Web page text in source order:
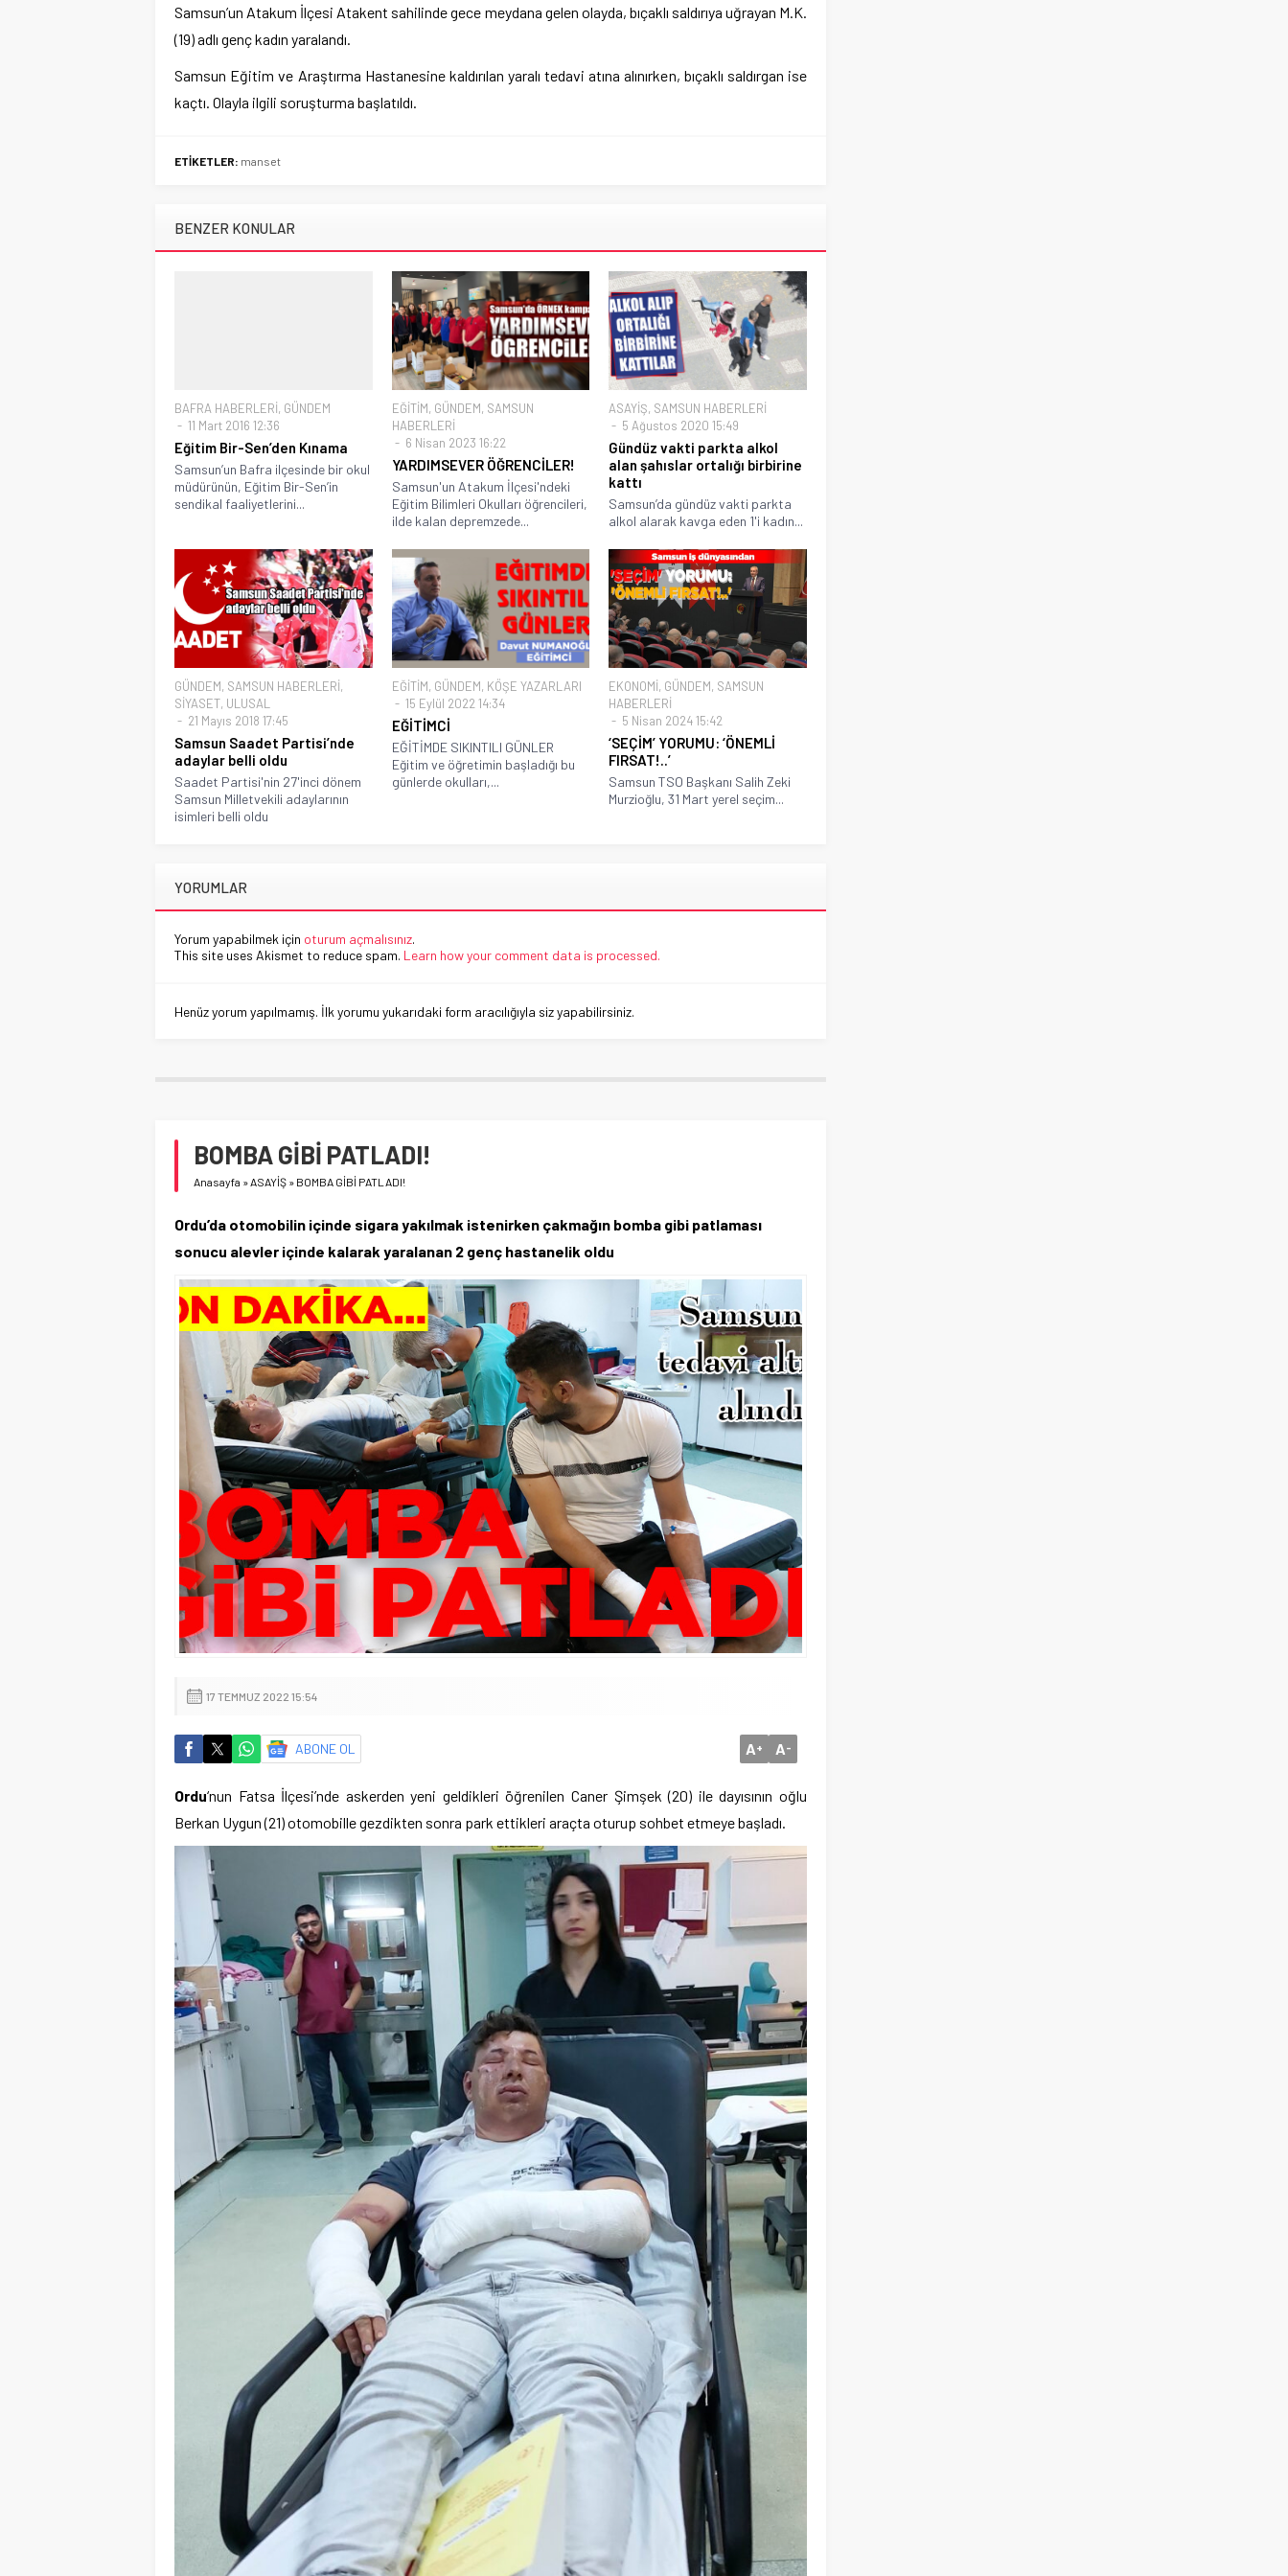
Samsun’un Atakum İlçesi Atakent sahilinde gece meydana gelen olayda, bıçaklı saldırıya uğrayan M.K.
(19) adlı genç kadın yaralandı.
Samsun Eğitim ve Araştırma Hastanesine kaldırılan yaralı tedavi atına alınırken, bıçaklı saldırgan ise
kaçtı. Olayla ilgili soruşturma başlatıldı.
ETİKETLER: manset
BENZER KONULAR
BAFRA HABERLERİ, GÜNDEM
11 Mart 2016 12:36
Eğitim Bir-Sen’den Kınama
Samsun’un Bafra ilçesinde bir okul
müdürünün, Eğitim Bir-Sen’in
sendikal faaliyetlerini...
EĞİTİM, GÜNDEM, SAMSUN
HABERLERİ
6 Nisan 2023 16:22
YARDIMSEVER ÖĞRENCİLER!
Samsun'un Atakum İlçesi'ndeki
Eğitim Bilimleri Okulları öğrencileri,
ilde kalan depremzede...
ASAYİŞ, SAMSUN HABERLERİ
5 Ağustos 2020 15:49
Gündüz vakti parkta alkol
alan şahıslar ortalığı birbirine
kattı
Samsun’da gündüz vakti parkta
alkol alarak kavga eden 1'i kadın...
GÜNDEM, SAMSUN HABERLERİ,
SİYASET, ULUSAL
21 Mayıs 2018 17:45
Samsun Saadet Partisi’nde
adaylar belli oldu
Saadet Partisi'nin 27'inci dönem
Samsun Milletvekili adaylarının
isimleri belli oldu
EĞİTİM, GÜNDEM, KÖŞE YAZARLARI
15 Eylül 2022 14:34
EĞİTİMCİ
EĞİTİMDE SIKINTILI GÜNLER
Eğitim ve öğretimin başladığı bu
günlerde okulları,...
EKONOMİ, GÜNDEM, SAMSUN
HABERLERİ
5 Nisan 2024 15:42
‘SEÇİM’ YORUMU: ‘ÖNEMLİ
FIRSAT!..’
Samsun TSO Başkanı Salih Zeki
Murzioğlu, 31 Mart yerel seçim...
YORUMLAR
Yorum yapabilmek için oturum açmalısınız.
This site uses Akismet to reduce spam. Learn how your comment data is processed.
Henüz yorum yapılmamış. İlk yorumu yukarıdaki form aracılığıyla siz yapabilirsiniz.
BOMBA GİBİ PATLADI!
Anasayfa »ASAYİŞ » BOMBA GİBİ PATLADI!
Ordu’da otomobilin içinde sigara yakılmak istenirken çakmağın bomba gibi patlaması
sonucu alevler içinde kalarak yaralanan 2 genç hastanelik oldu
17 TEMMUZ 2022 15:54
ABONE OL A+ A-
Ordu‘nun Fatsa İlçesi’nde askerden yeni geldikleri öğrenilen Caner Şimşek (20) ile dayısının oğlu
Berkan Uygun (21) otomobille gezdikten sonra park ettikleri araçta oturup sohbet etmeye başladı.